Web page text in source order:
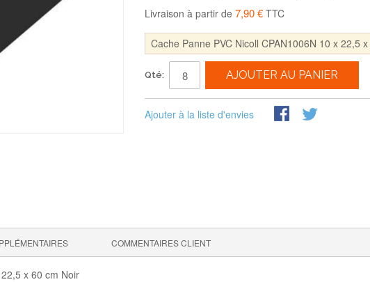
Livraison à partir de 7,90 € TTC
Cache Panne PVC Nicoll CPAN1006N 10 x 22,5
Qté: AJOUTER AU PANIER
Ajouter à la liste d'envies
COMMENTAIRES CLIENT
x 60 cm Noir